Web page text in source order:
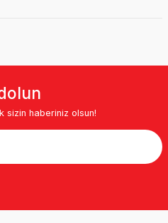
sizin haberiniz olsun!